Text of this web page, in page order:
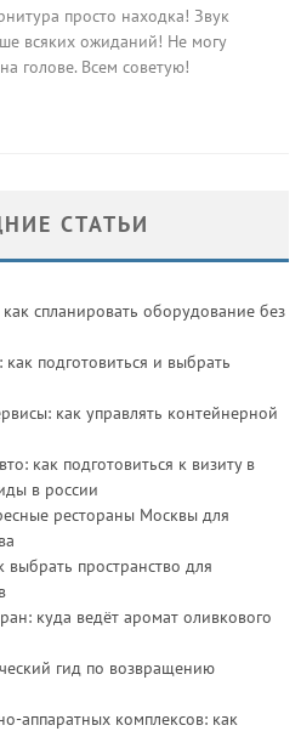
просто находка! Звук
всяких ожиданий! Не могу
голове. Всем советую!
СТАТЬИ
спланировать оборудование без
подготовиться и выбрать
как управлять контейнерной
как подготовиться к визиту в
в россии
рестораны Москвы для
пространство для
куда ведёт аромат оливкового
гид по возвращению
аппаратных комплексов: как